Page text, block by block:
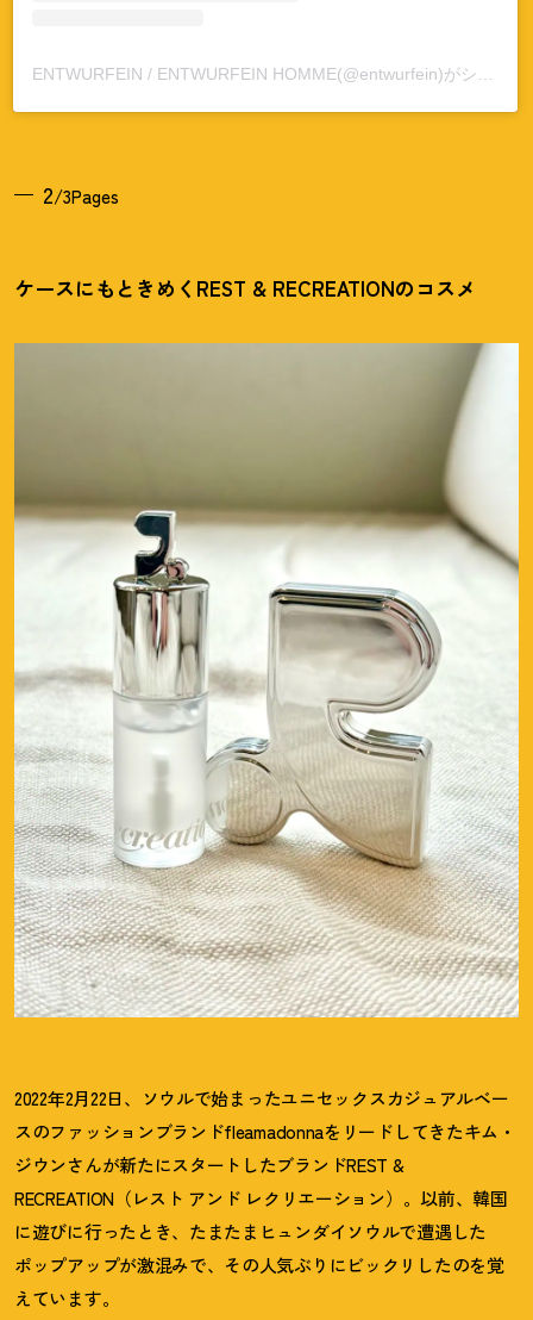
ENTWURFEIN / ENTWURFEIN HOMME(@entwurfein)がシェアした投稿
2/3Pages
ケースにもときめくREST & RECREATIONのコスメ
2022年2月22日、ソウルで始まったユニセックスカジュアルベー
スのファッションブランドfleamadonnaをリードしてきたキム・
ジウンさんが新たにスタートしたブランドREST &
RECREATION（レスト アンド レクリエーション）。以前、韓国
に遊びに行ったとき、たまたまヒュンダイソウルで遭遇した
ポップアップが激混みで、その人気ぶりにビックリしたのを覚
えています。